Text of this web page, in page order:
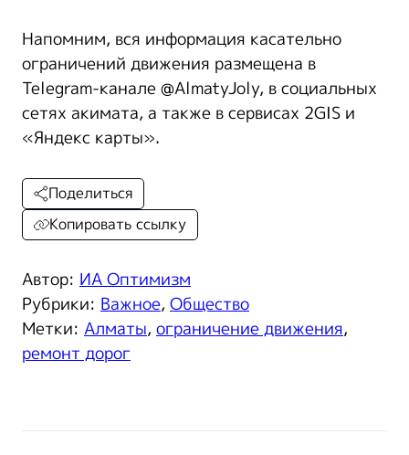
Напомним, вся информация касательно
ограничений движения размещена в
Telegram-канале @AlmatyJoly, в социальных
сетях акимата, а также в сервисах 2GIS и
«Яндекс карты».
Автор: ИА Оптимизм
Рубрики: Важное, Общество
Метки: Алматы, ограничение движения,
ремонт дорог
Поделиться
Копировать ссылку